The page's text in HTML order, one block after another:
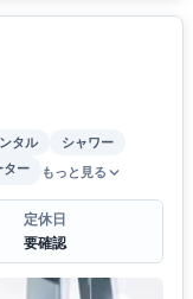
タル
シャワー
ター もっと見る
定休日
要確認